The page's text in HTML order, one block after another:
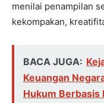
menilai penampilan
kekompakan,
BACA JUGA:
Keuangan
Hukum Berbasis